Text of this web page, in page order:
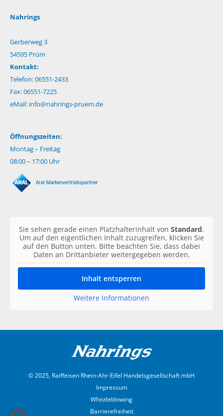
Nahrings
Gerberweg 3
54595 Prüm
Kontakt:
Telefon: 06551-2433
Fax: 06551-7225
eMail: info@nahrings-pruem.de
Öffnungszeiten:
Montag – Freitag
08:00 – 17:00 Uhr
Sie sehen gerade einen Platzhalterinhalt von Standard.
Um auf den eigentlichen Inhalt zuzugreifen, klicken Sie
auf den Button unten. Bitte beachten Sie, dass dabei
Daten an Drittanbieter weitergegeben werden.
Inhalt entsperren
Weitere Informationen
© 2025, Raiffeisen Rhein-Ahr-Eifel Handelsgesellschaft mbH
Impressum
Whistleblowing
Barrierefreiheit